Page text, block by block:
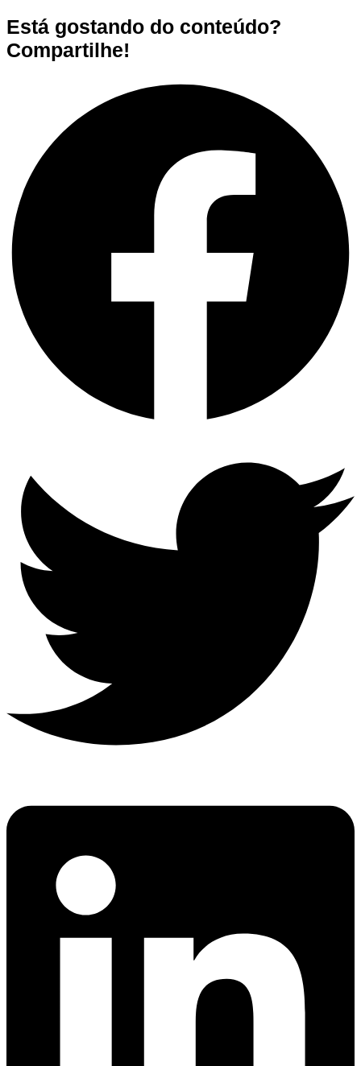
Está gostando do conteúdo?
Compartilhe!